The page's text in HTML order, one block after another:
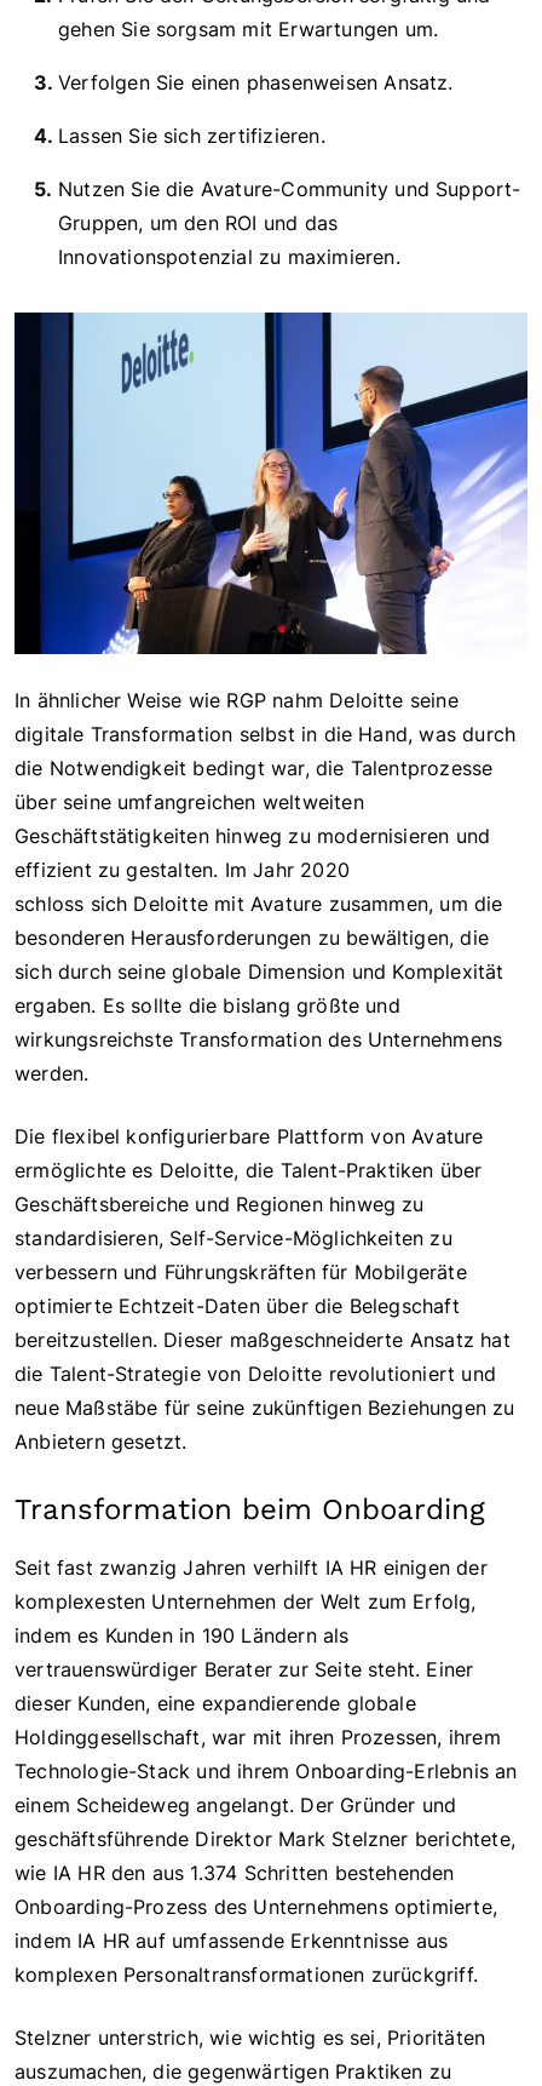
gehen Sie sorgsam mit Erwartungen um.
Verfolgen Sie einen phasenweisen Ansatz.
Lassen Sie sich zertifizieren.
Nutzen Sie die Avature-Community und Support-
Gruppen, um den ROI und das
Innovationspotenzial zu maximieren.
In ähnlicher Weise wie RGP nahm Deloitte seine
digitale Transformation selbst in die Hand, was durch
die Notwendigkeit bedingt war, die Talentprozesse
über seine umfangreichen weltweiten
Geschäftstätigkeiten hinweg zu modernisieren und
effizient zu gestalten. Im Jahr 2020
schloss sich Deloitte mit Avature zusammen, um die
besonderen Herausforderungen zu bewältigen, die
sich durch seine globale Dimension und Komplexität
ergaben. Es sollte die bislang größte und
wirkungsreichste Transformation des Unternehmens
werden.
Die flexibel konfigurierbare Plattform von Avature
ermöglichte es Deloitte, die Talent-Praktiken über
Geschäftsbereiche und Regionen hinweg zu
standardisieren, Self-Service-Möglichkeiten zu
verbessern und Führungskräften für Mobilgeräte
optimierte Echtzeit-Daten über die Belegschaft
bereitzustellen. Dieser maßgeschneiderte Ansatz hat
die Talent-Strategie von Deloitte revolutioniert und
neue Maßstäbe für seine zukünftigen Beziehungen zu
Anbietern gesetzt.
Transformation beim Onboarding
Seit fast zwanzig Jahren verhilft IA HR einigen der
komplexesten Unternehmen der Welt zum Erfolg,
indem es Kunden in 190 Ländern als
vertrauenswürdiger Berater zur Seite steht. Einer
dieser Kunden, eine expandierende globale
Holdinggesellschaft, war mit ihren Prozessen, ihrem
Technologie-Stack und ihrem Onboarding-Erlebnis an
einem Scheideweg angelangt. Der Gründer und
geschäftsführende Direktor Mark Stelzner berichtete,
wie IA HR den aus 1.374 Schritten bestehenden
Onboarding-Prozess des Unternehmens optimierte,
indem IA HR auf umfassende Erkenntnisse aus
komplexen Personaltransformationen zurückgriff.
Stelzner unterstrich, wie wichtig es sei, Prioritäten
auszumachen, die gegenwärtigen Praktiken zu